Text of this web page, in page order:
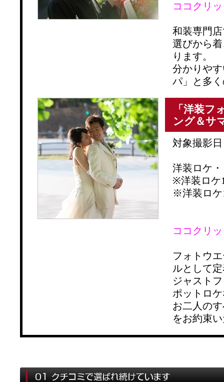
ココクリ
和装専門
選びから
ります。
分かりや
パ」と多
「洋装
ング＆サ
対象撮影
洋装ロケ
※洋装ロケ
※洋装ロケ
ココクリ
フォトウ
ルとして
ジャスト
ポットロ
お二人の
をお約束